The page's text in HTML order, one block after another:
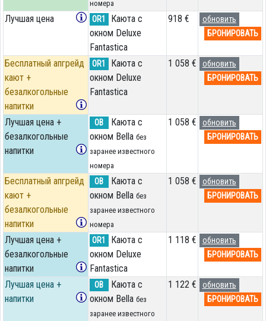
номера
Лучшая цена OR1
Каюта с
окном Deluxe
Fantastica
918 €
обновить
БРОНИРОВАТЬ
Бесплатный апгрейд
кают +
безалкогольные
напитки
OR1
Каюта с
окном Deluxe
Fantastica
1 058 €
обновить
БРОНИРОВАТЬ
Лучшая цена +
безалкогольные
напитки
OB
Каюта с
окном Bella без
заранее известного
номера
1 058 €
обновить
БРОНИРОВАТЬ
Бесплатный апгрейд
кают +
безалкогольные
напитки
OB
Каюта с
окном Bella без
заранее известного
номера
1 058 €
обновить
БРОНИРОВАТЬ
Лучшая цена +
безалкогольные
напитки
OR1
Каюта с
окном Deluxe
Fantastica
1 118 €
обновить
БРОНИРОВАТЬ
Лучшая цена +
напитки
OB
Каюта с
окном Bella без
заранее известного
1 122 €
обновить
БРОНИРОВАТЬ